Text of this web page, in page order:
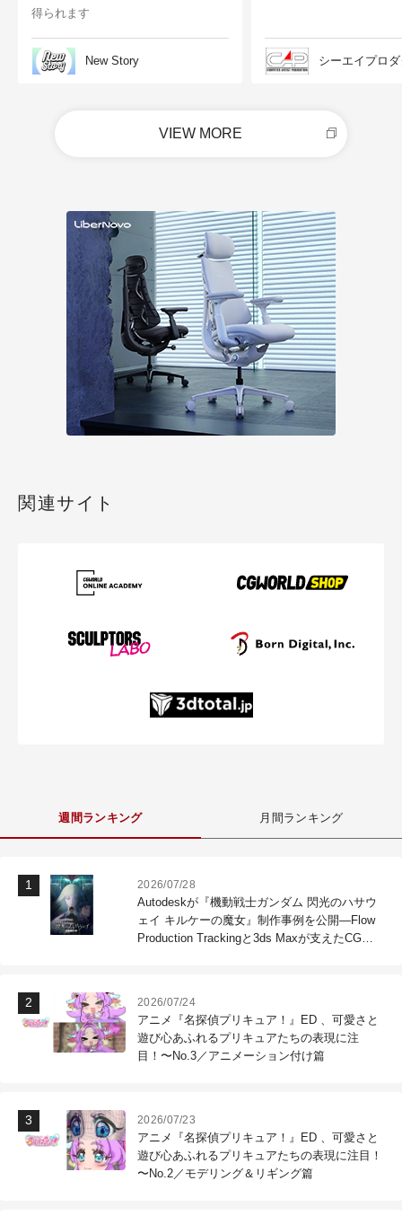
得られます
New Story シーエイプロ
VIEW MORE
関連サイト
週間ランキング 月間ランキング
2026/07/28
Autodeskが『機動戦士ガンダム 閃光のハサウ
ェイ キルケーの魔女』制作事例を公開―Flow
Production Trackingと3ds Maxが支えたCG制
2026/07/24
アニメ『名探偵プリキュア！』ED 、可愛さと
遊び心あふれるプリキュアたちの表現に注
目！〜No.3／アニメーション付け篇
2026/07/23
アニメ『名探偵プリキュア！』ED 、可愛さと
遊び心あふれるプリキュアたちの表現に注目！
〜No.2／モデリング＆リギング篇